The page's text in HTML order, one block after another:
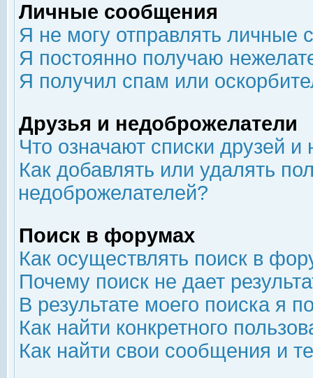
Личные сообщения
Я не могу отправлять личные
Я постоянно получаю
Я получил спам или
Друзья и недоброжелатели
Что означают списки друзей
Как добавлять или удалять
недоброжелателей?
Поиск в форумах
Как осуществлять поиск в
Почему поиск не дает
В результате моего поиска я
Как найти конкретного
Как найти свои сообщения и